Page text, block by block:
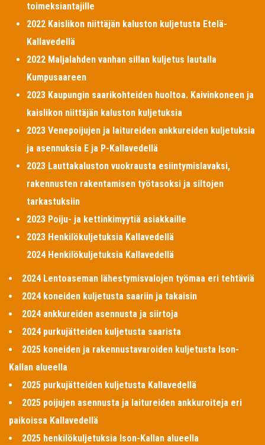
toimeksiantajille
2022 Kaislikon niittäjän kaluston kuljetusta Etelä-
Kallavedellä
2022 Maljalahden vanhan sillan kuljetus lautalla
Kumpusaareen
2023 Kaupungin saarikohteiden huoltoa. Kaivinkoneen ja
kaislikon niittäjän kaluston kuljetuksia
2023 Venepoijujen ja laitureiden ankkureiden kuljetuksia
ja asennuksia E ja P-Kallavedellä
2023 Lauttakaluston vuokrausta esiintymislavaksi,
rakennusten rakentamisen työtasoksi ja siltojen
tarkastuksiin
2023 Poiju- ja kettinkimyytiä asiakkaille
2023 Henkilökuljetuksia Kallavedellä
2024 Henkilökuljetuksia Kallavedellä
2024 Lentoaseman lähestymisvalojen työmaa eri tehtäviä
2024 koneiden kuljetusta saariin ja takaisin
2024 ankkureiden asennusta ja siirtoja
2024 purkujätteiden kuljetusta saarista
2025 koneiden ja rakennustavaroiden kuljetusta Ison-
Kallan alueella
2025 purkujätteiden kuljetusta Kallavedellä
2025 poijujen asennusta ja laitureiden ankkuroiteja eri
paikoissa Kallavedellä
2025 henkilökuljetuksia Ison-Kallan alueella